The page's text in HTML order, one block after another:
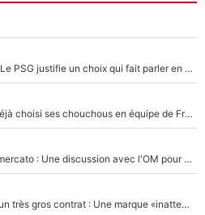
Lucas Chevalier laissé de côté : Le PSG justifie un choix qui fait parler en plein mercato
Olise, Doué, Cherki… Zidane a déjà choisi ses chouchous en équipe de France ? L’IA annonce des surprises sans Kylian Mbappé !
Amine Gouiri est très inquiet du mercato : Une discussion avec l'OM pour acter son transfert !
Kylian Mbappé lâche Nike pour un très gros contrat : Une marque «inattendue» va frapper très fort